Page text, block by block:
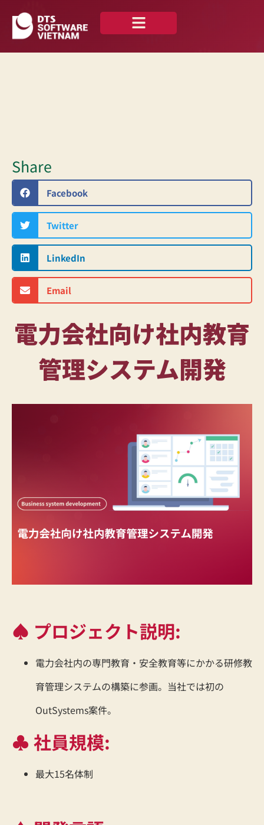
Share
Facebook
Twitter
LinkedIn
Email
電力会社向け社内教育
管理システム開発
♠ プロジェクト説明:
電力会社内の専門教育・安全教育等にかかる研修教
育管理システムの構築に参画。当社では初の
OutSystems案件。
♣ 社員規模:
最大15名体制